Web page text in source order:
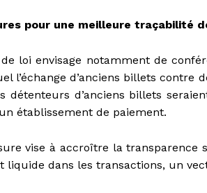
pour une meilleure traçabilité
loi envisage notamment de
l’échange d’anciens billets contre
détenteurs d’anciens billets
établissement de paiement.
vise à accroître la
liquide dans les transactions, un